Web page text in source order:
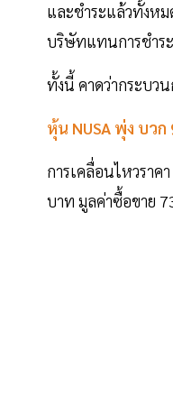
และชำระแล้วทั้งห
บริษัทแทนการชำร
ทั้งนี้ คาดว่ากระบว
หุ้น NUSA พุ่ง บวก
การเคลื่อนไหวรา
บาท มูลค่าซื้อขาย